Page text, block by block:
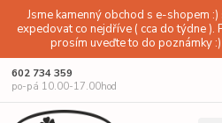
Jsme kamenný obchod s e-shopem
expedovat co nejdříve ( cca do týdne ).
prosím uveďte to do poznámky
602 734 359
po-pá 10.00-17.00hod